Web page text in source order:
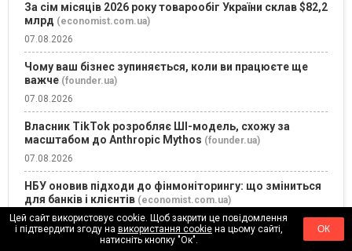
За сім місяців 2026 року товарообіг України склав $82,2
млрд (economist.com.ua)
07.08.2026
Чому ваш бізнес зупиняється, коли ви працюєте ще
важче (founder.ua)
07.08.2026
Власник TikTok розробляє ШІ-модель, схожу за
масштабом до Anthropic Mythos (founder.ua)
07.08.2026
НБУ оновив підходи до фінмоніторингу: що зміниться
для банків і клієнтів (economist.com.ua)
07.08.2026
Продаж меблів для державних установ: інструкція для
Цей сайт використовує cookie. Щоб закрити це повідомлення
і підтвердити згоду на використання cookieна цьому сайті,
натисніть кнопку "Ок".
ОК